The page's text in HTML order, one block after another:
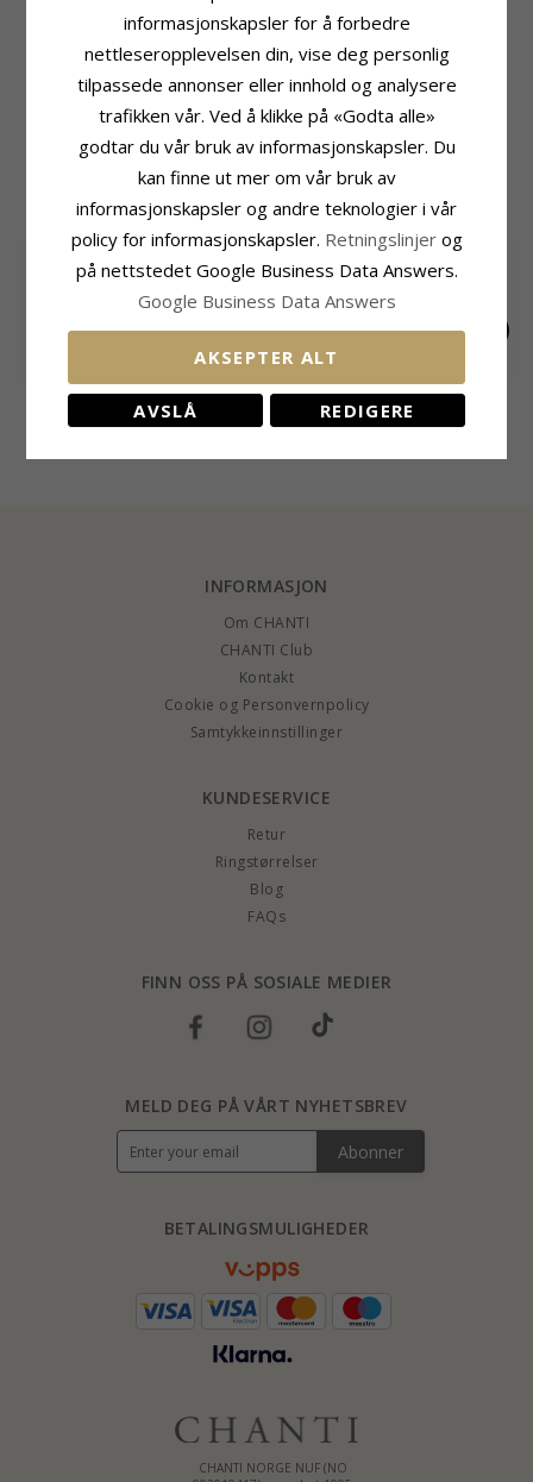
Sandblåst
Stein:Topas
Høyde Inkl. Krok:28,0 mm
15,0 mm
Leveringstid:Ca. 5-10 Hverdager
MEST POPULÆRE PRODUKTER I
KATEGORIEN
10 mm Støvring
Design creol i 8 karat
2748,-
SALE
13 mm diamant creol
i 14 karat gull med
diamant
10 mm Støvring
Design creol i 14
karat gull
CHANTI-pris
INFORMASJON
Om CHANTI
CHANTI Club
Kontakt
Cookie og Personvernpolicy
Samtykkeinnstillinger
KUNDESERVICE
Retur
Ringstørrelser
Blog
FAQs
FINN OSS PÅ SOSIALE MEDIER
CHANTI NORGE NUF (NO
BETALINGSMULIGHEDER
MELD DEG PÅ VÅRT NYHETSBREV
Abonner
informasjonskapsler for å forbedre
nettleseropplevelsen din, vise deg personlig
tilpassede annonser eller innhold og analysere
trafikken vår. Ved å klikke på «Godta alle»
godtar du vår bruk av informasjonskapsler. Du
kan finne ut mer om vår bruk av
informasjonskapsler og andre teknologier i vår
policy for informasjonskapsler. Retningslinjer og
på nettstedet Google Business Data Answers.
Google Business Data Answers
AKSEPTER ALT
AVSLÅ REDIGERE